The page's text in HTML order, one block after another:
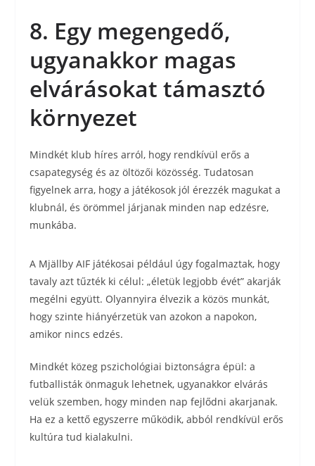
8. Egy megengedő,
ugyanakkor magas
elvárásokat támasztó
környezet
Mindkét klub híres arról, hogy rendkívül erős a
csapategység és az öltözői közösség. Tudatosan
figyelnek arra, hogy a játékosok jól érezzék magukat a
klubnál, és örömmel járjanak minden nap edzésre,
munkába.
A Mjällby AIF játékosai például úgy fogalmaztak, hogy
tavaly azt tűzték ki célul: „életük legjobb évét” akarják
megélni együtt. Olyannyira élvezik a közös munkát,
hogy szinte hiányérzetük van azokon a napokon,
amikor nincs edzés.
Mindkét közeg pszichológiai biztonságra épül: a
futballisták önmaguk lehetnek, ugyanakkor elvárás
velük szemben, hogy minden nap fejlődni akarjanak.
Ha ez a kettő egyszerre működik, abból rendkívül erős
kultúra tud kialakulni.